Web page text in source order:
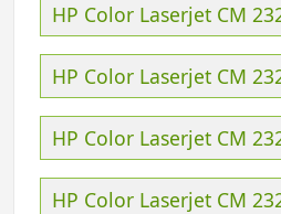
HP Color Laserjet CM
HP Color Laserjet CM
HP Color Laserjet CM
HP Color Laserjet CM